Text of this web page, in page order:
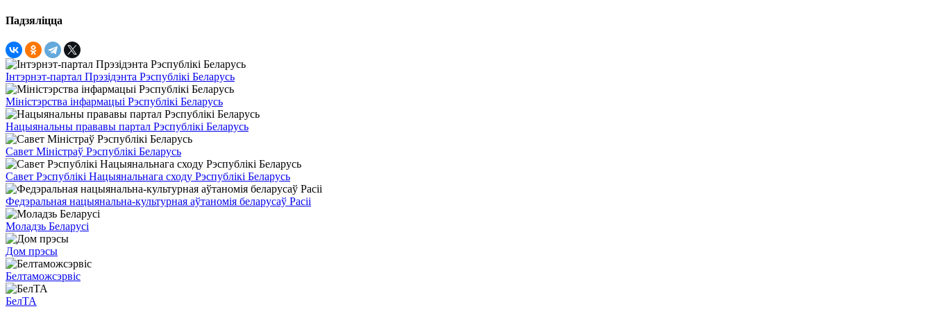
Падзяліцца
Інтэрнэт-партал Прэзідэнта Рэспублікі Беларусь
Міністэрства інфармацыі Рэспублікі Беларусь
Нацыянальны прававы партал Рэспублікі Беларусь
Савет Міністраў Рэспублікі Беларусь
Савет Рэспублікі Нацыянальнага сходу Рэспублікі Беларусь
Федэральная нацыянальна-культурная аўтаномія беларусаў Расіі
Моладзь Беларусі
Дом прэсы
Белтаможсэрвіс
БелТА